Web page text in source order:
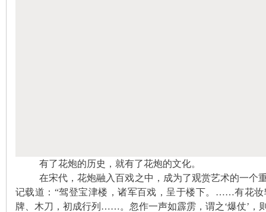
有了花炮的历史，就有了花炮的文化。
在宋代，花炮融入百戏之中，成为了观赏艺术的一个
记载道：“驾登宝津楼，诸军百戏，呈于楼下。……有花
牌、木刀，初成行列……。忽作一声如霹雳，谓之‘爆仗’，